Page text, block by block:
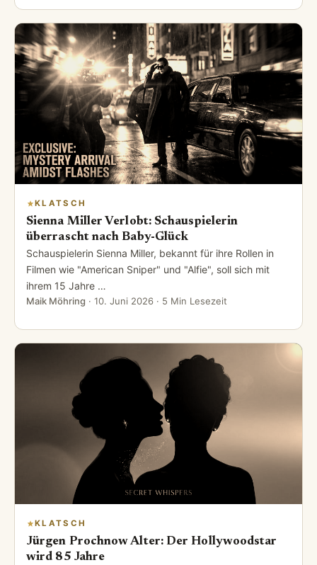
KLATSCH
Sienna Miller Verlobt: Schauspielerin
überrascht nach Baby-Glück
Schauspielerin Sienna Miller, bekannt für ihre Rollen in
Filmen wie "American Sniper" und "Alfie", soll sich mit
ihrem 15 Jahre …
Maik Möhring · 10. Juni 2026 · 5 Min Lesezeit
KLATSCH
Jürgen Prochnow Alter: Der Hollywoodstar
wird 85 Jahre